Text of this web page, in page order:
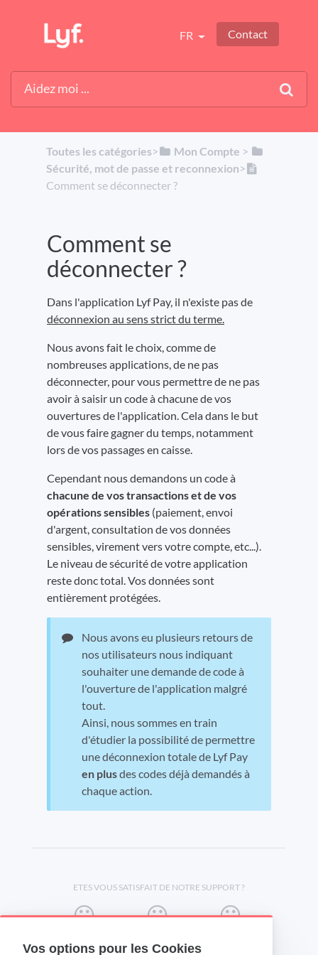
Vos options pour les Cookies
FR Contact
Toutes les catégories​>​ ​Mon Compte ​ > ​
Sécurité, mot de passe et reconnexion​>​
Comment se déconnecter ?
Comment se
déconnecter ?
Dans l'application Lyf Pay, il n'existe pas de
déconnexion au sens strict du terme.
Nous avons fait le choix, comme de
nombreuses applications, de ne pas
déconnecter, pour vous permettre de ne pas
avoir à saisir un code à chacune de vos
ouvertures de l'application. Cela dans le but
de vous faire gagner du temps, notamment
lors de vos passages en caisse.
Cependant nous demandons un code à
chacune de vos transactions et de vos
opérations sensibles (paiement, envoi
d'argent, consultation de vos données
sensibles, virement vers votre compte, etc...).
Le niveau de sécurité de votre application
reste donc total. Vos données sont
entièrement protégées.
Nous avons eu plusieurs retours de
nos utilisateurs nous indiquant
souhaiter une demande de code à
l'ouverture de l'application malgré
tout.
Ainsi, nous sommes en train
d'étudier la possibilité de permettre
une déconnexion totale de Lyf Pay
en plusdes codes déjà demandés à
chaque action.
ETES VOUS SATISFAIT DE NOTRE SUPPORT ?